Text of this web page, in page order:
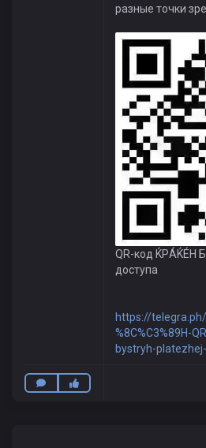
разные точки
QR-код ЌРÁЌÉH
доступа
https://telegra.ph/
%8C%C3%89H-
bystryh-